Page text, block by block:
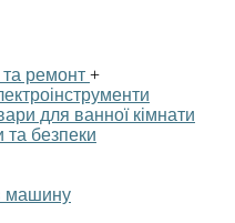
та ремонт +
для ванної кімнати
безпеки
машину